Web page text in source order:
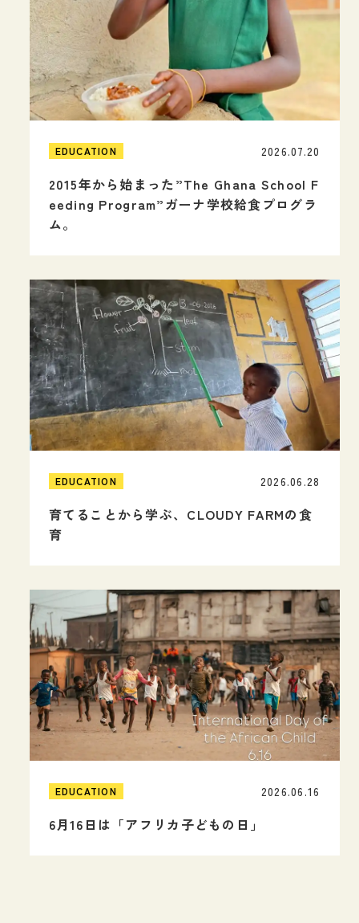
EDUCATION
2015年から始まった”The Ghana School F
eeding Program”ガーナ学校給食プログラ
ム。
2026.07.20
EDUCATION
育てることから学ぶ、CLOUDY FARMの食
育
2026.06.28
EDUCATION
6月16日は「アフリカ子どもの日」
2026.06.16